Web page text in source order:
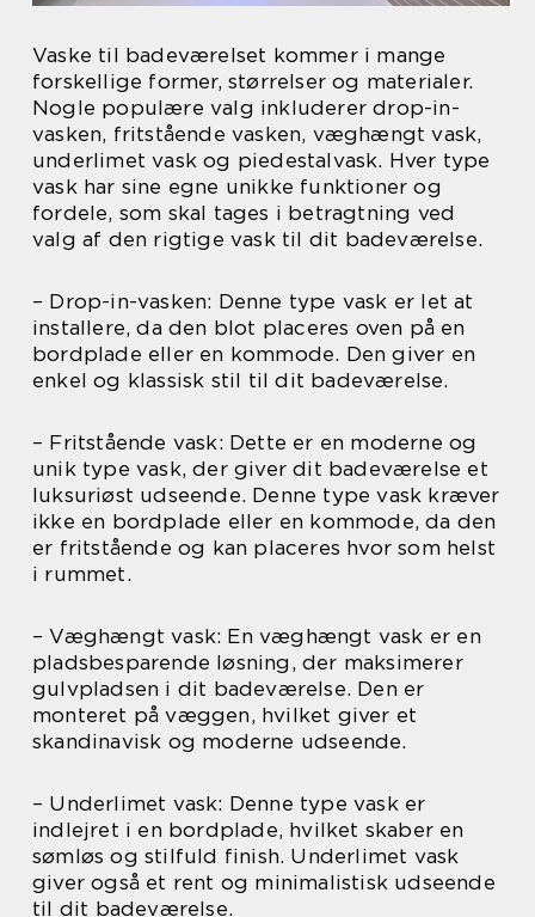
Vaske til badeværelset kommer i mange
forskellige former, størrelser og materialer.
Nogle populære valg inkluderer drop-in-
vasken, fritstående vasken, væghængt vask,
underlimet vask og piedestalvask. Hver type
vask har sine egne unikke funktioner og
fordele, som skal tages i betragtning ved
valg af den rigtige vask til dit badeværelse.
– Drop-in-vasken: Denne type vask er let at
installere, da den blot placeres oven på en
bordplade eller en kommode. Den giver en
enkel og klassisk stil til dit badeværelse.
– Fritstående vask: Dette er en moderne og
unik type vask, der giver dit badeværelse et
luksuriøst udseende. Denne type vask kræver
ikke en bordplade eller en kommode, da den
er fritstående og kan placeres hvor som helst
i rummet.
– Væghængt vask: En væghængt vask er en
pladsbesparende løsning, der maksimerer
gulvpladsen i dit badeværelse. Den er
monteret på væggen, hvilket giver et
skandinavisk og moderne udseende.
– Underlimet vask: Denne type vask er
indlejret i en bordplade, hvilket skaber en
sømløs og stilfuld finish. Underlimet vask
giver også et rent og minimalistisk udseende
til dit badeværelse.